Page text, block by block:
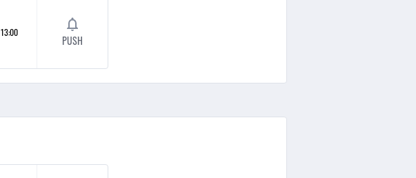
13:00
PUSH